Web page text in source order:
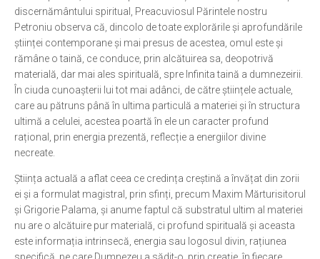
discernământului spiritual, Preacuviosul Părintele nostru
Petroniu observa că, dincolo de toate explorările și aprofundările
științei contemporane și mai presus de acestea, omul este și
rămâne o taină, ce conduce, prin alcătuirea sa, deopotrivă
materială, dar mai ales spirituală, spre Infinita taină a dumnezeirii.
În ciuda cunoașterii lui tot mai adânci, de către științele actuale,
care au pătruns până în ultima particulă a materiei și în structura
ultimă a celulei, acestea poartă în ele un caracter profund
rațional, prin energia prezentă, reflecție a energiilor divine
necreate.
Știința actuală a aflat ceea ce credința creștină a învățat din zorii
ei și a formulat magistral, prin sfinți, precum Maxim Mărturisitorul
și Grigorie Palama, și anume faptul că substratul ultim al materiei
nu are o alcătuire pur materială, ci profund spirituală și aceasta
este informația intrinsecă, energia sau logosul divin, rațiunea